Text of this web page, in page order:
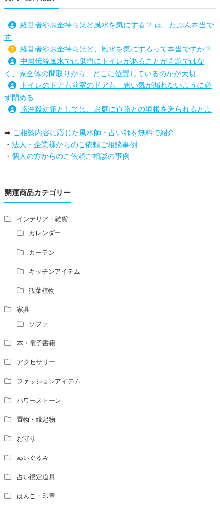
経営者やお金持ちほど風水を気にする？ は、たぶん本当で
す
経営者やお金持ちほど、風水を気にするって本当ですか？
中国伝統風水では鬼門にトイレがあることが問題ではな
く、家全体の間取りから、どこに位置しているのかが大切
トイレのドアも前室のドアも、悪い気が漏れないように必
ず閉める
路沖殺対策としては、お庭に道路との垣根を造られるとよ
庭を広げると路沖殺（ろちゅうさつ）は防げますか？
トイレ前室のドアの開け閉めについて
増築して家相の中心軸が変わると、鬼門の方角にあるトイ
占い師さんは、幽霊を見たことがありますか？
家相風水の診断・鑑定料金や相場について
家相・風水の鑑定料金の相場が知りたい。
風水の流派について教えてください。
風水師になるには、どんな勉強をすればいいですか？
➡ ご相談内容に応じた風水師・占い師を無料で紹介
・ 法人・企業様からのご依頼ご相談事例
・ 個人の方からのご依頼ご相談の事例
開運商品カテゴリー
インテリア・雑貨
カレンダー
カーテン
キッチンアイテム
観葉植物
家具
ソファ
本・電子書籍
アクセサリー
ファッションアイテム
パワーストーン
置物・縁起物
お守り
ぬいぐるみ
占い鑑定道具
はんこ・印章